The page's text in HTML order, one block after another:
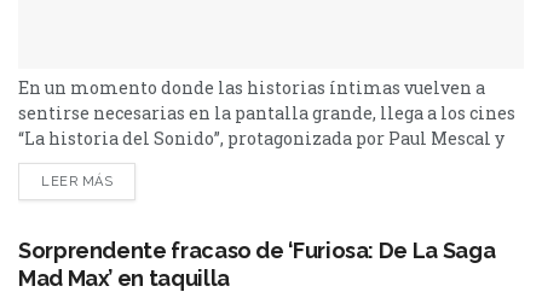
En un momento donde las historias íntimas vuelven a
sentirse necesarias en la pantalla grande, llega a los cines
“La historia del Sonido”, protagonizada por Paul Mescal y
Josh O'Connor, una magistral película de amor LGBTQI+
que transforma la música en memoria viva y convierte lo
Palma de Oro en el...
LEER MÁS
Sorprendente fracaso de ‘Furiosa: De La Saga
Mad Max’ en taquilla